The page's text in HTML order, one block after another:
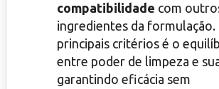
compatibilidade com
ingredientes da formulação.
principais critérios é o
entre poder de limpeza e
garantindo eficácia sem